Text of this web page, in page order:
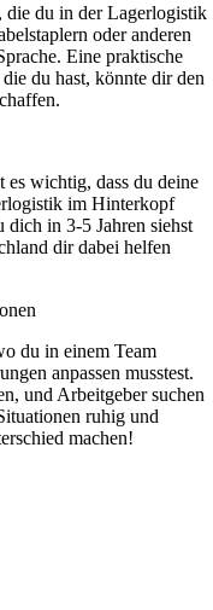
die du in der Lagerlogistik
oder anderen
Eine praktische
du hast, könnte dir den
es wichtig, dass du deine
im Hinterkopf
dich in 3-5 Jahren siehst
dir dabei helfen
du in einem Team
anpassen musstest.
und Arbeitgeber suchen
ruhig und
machen!